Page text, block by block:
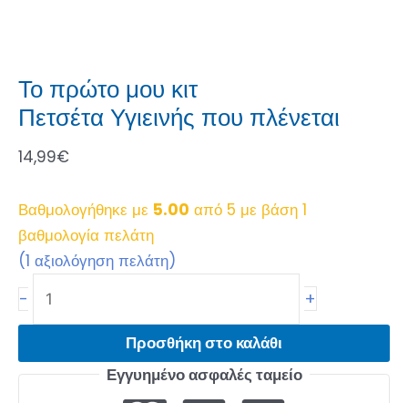
Το πρώτο μου κιτ
Πετσέτα Υγιεινής που πλένεται
14,99€
Βαθμολογήθηκε με 5.00 από 5 με βάση 1
βαθμολογία πελάτη
(1 αξιολόγηση πελάτη)
-
+
Προσθήκη στο καλάθι
Εγγυημένο ασφαλές ταμείο